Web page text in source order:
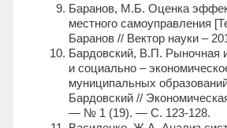
Баранов, М.Б. Оценка
местного самоуправления
Баранов // Вектор науки –
Бардовский, В.П. Рыночная
и социально –
муниципальных
Бардовский //
— № 1 (19). — С. 123-128.